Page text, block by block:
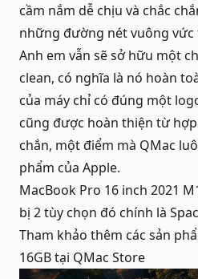
cầm nắm dễ chịu và chắc
những đường nét vuông
Anh em vẫn sẽ sở hữu một
clean, có nghĩa là nó hoàn
của máy chỉ có đúng một
cũng được hoàn thiện từ
chắn, một điểm mà QMac
phẩm của Apple.
MacBook Pro 16 inch 2021
bị 2 tùy chọn đó chính là
Tham khảo thêm các sản
16GBtại QMac Store